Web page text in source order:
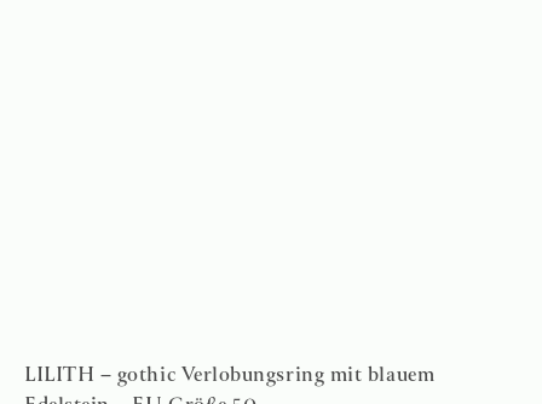
LILITH – gothic Verlobungsring mit blauem